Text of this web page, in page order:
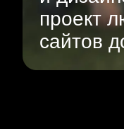
проект
сайтов